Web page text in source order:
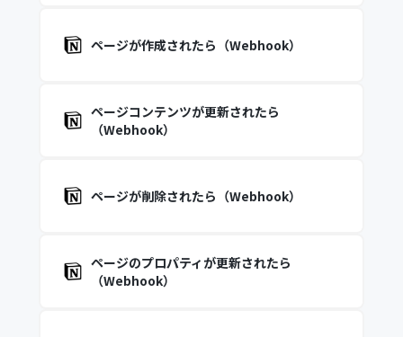
ページが作成されたら（Webhook）
ページコンテンツが更新されたら
（Webhook）
ページが削除されたら（Webhook）
ページのプロパティが更新されたら
（Webhook）